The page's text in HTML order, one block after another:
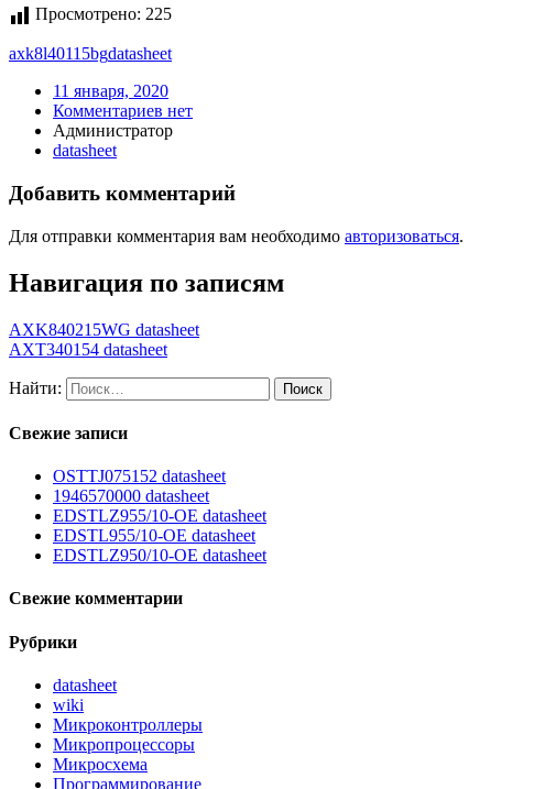
Просмотрено: 225
axk8l40115bgdatasheet
11 января, 2020
Комментариев нет
Администратор
datasheet
Добавить комментарий
Для отправки комментария вам необходимо авторизоваться.
Навигация по записям
AXK840215WG datasheet
AXT340154 datasheet
Найти:
Свежие записи
OSTTJ075152 datasheet
1946570000 datasheet
EDSTLZ955/10-OE datasheet
EDSTL955/10-OE datasheet
EDSTLZ950/10-OE datasheet
Свежие комментарии
Рубрики
datasheet
wiki
Микроконтроллеры
Микропроцессоры
Микросхема
Программирование